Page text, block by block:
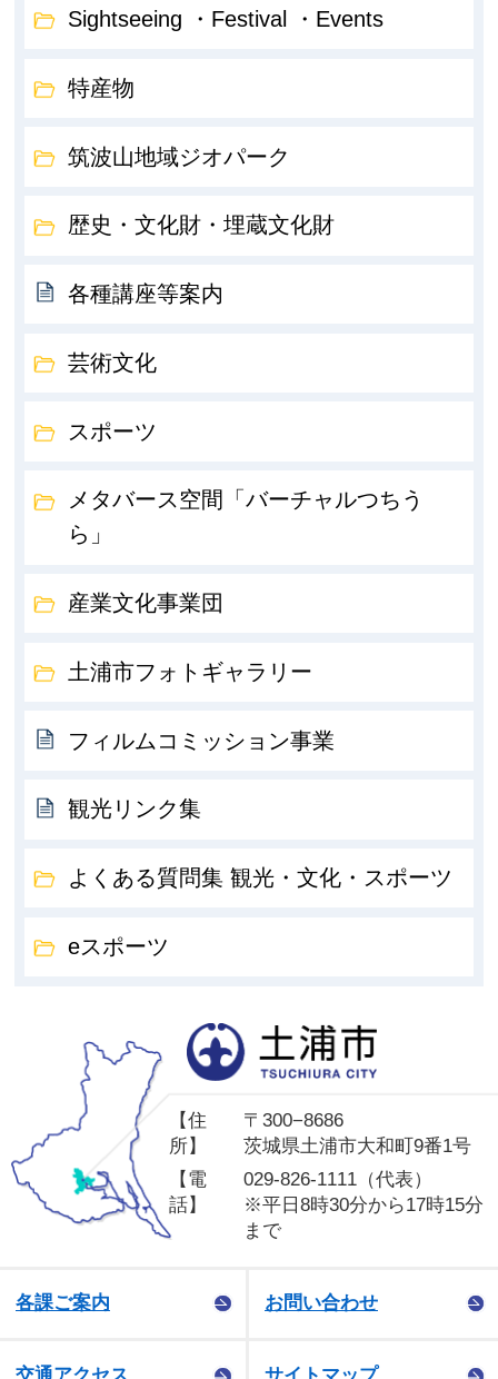
Sightseeing ・Festival ・Events
特産物
筑波山地域ジオパーク
歴史・文化財・埋蔵文化財
各種講座等案内
芸術文化
スポーツ
メタバース空間「バーチャルつちう
ら」
産業文化事業団
土浦市フォトギャラリー
フィルムコミッション事業
観光リンク集
よくある質問集 観光・文化・スポーツ
eスポーツ
【住
所】
〒300−8686
茨城県土浦市大和町9番1号
【電
話】
029-826-1111（代表）
※平日8時30分から17時15分
まで
各課ご案内 お問い合わせ